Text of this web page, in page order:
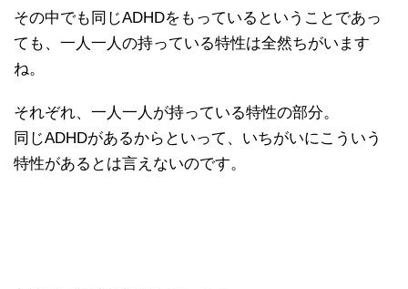
その中でも同じADHDをもっているということであっ
ても、一人一人の持っている特性は全然ちがいます
ね。
それぞれ、一人一人が持っている特性の部分。
同じADHDがあるからといって、いちがいにこういう
特性があるとは言えないのです。